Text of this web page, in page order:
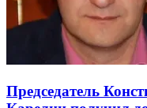
Председатель